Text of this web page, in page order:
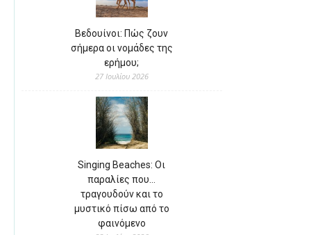
Βεδουίνοι: Πώς ζουν
σήμερα οι νομάδες της
ερήμου;
27 Ιουλίου 2026
Singing Beaches: Οι
παραλίες που…
τραγουδούν και το
μυστικό πίσω από το
φαινόμενο